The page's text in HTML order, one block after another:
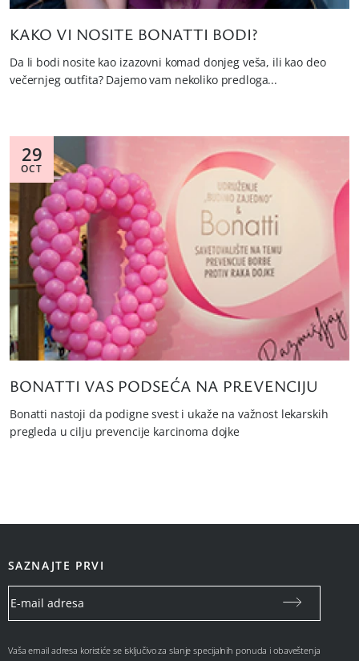
KAKO VI NOSITE BONATTI BODI?
Da li bodi nosite kao izazovni komad donjeg veša, ili kao deo
večernjeg outfita? Dajemo vam nekoliko predloga...
29
OCT
BONATTI VAS PODSEĆA NA PREVENCIJU
Bonatti nastoji da podigne svest i ukaže na važnost lekarskih
pregleda u cilju prevencije karcinoma dojke
SAZNAJTE PRVI
Vaša email adresa koristiće se isključivo za slanje specijalnih ponuda i obaveštenja